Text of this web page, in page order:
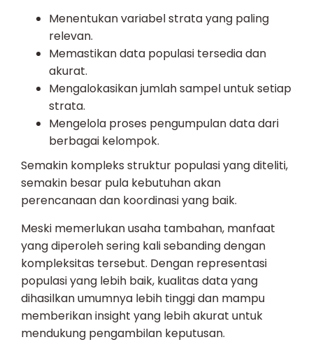
Menentukan variabel strata yang paling
relevan.
Memastikan data populasi tersedia dan
akurat.
Mengalokasikan jumlah sampel untuk setiap
strata.
Mengelola proses pengumpulan data dari
berbagai kelompok.
Semakin kompleks struktur populasi yang diteliti,
semakin besar pula kebutuhan akan
perencanaan dan koordinasi yang baik.
Meski memerlukan usaha tambahan, manfaat
yang diperoleh sering kali sebanding dengan
kompleksitas tersebut. Dengan representasi
populasi yang lebih baik, kualitas data yang
dihasilkan umumnya lebih tinggi dan mampu
memberikan insight yang lebih akurat untuk
mendukung pengambilan keputusan.